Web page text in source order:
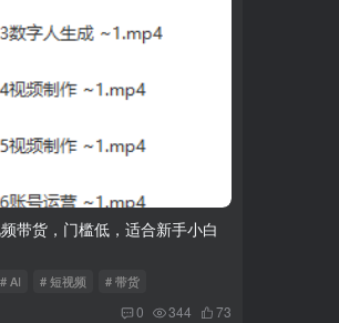
带货，门槛低，适合新手小白
# AI # 短视频 # 带货
0 344 73